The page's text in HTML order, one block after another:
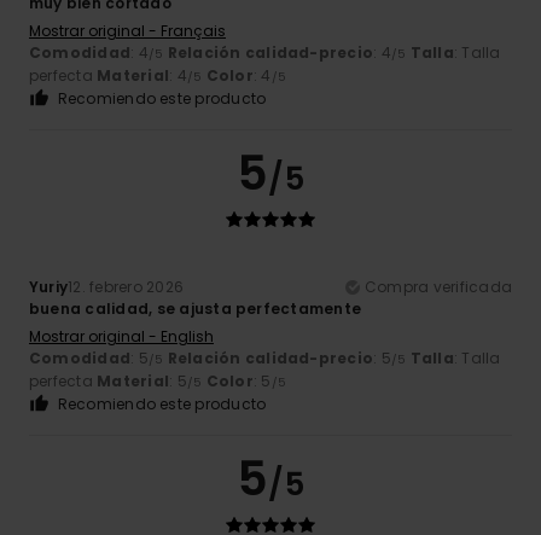
Mostrar original - Français
Comodidad: 4/5 Relación calidad-precio: 4/5 Talla: Talla
perfecta Material: 4/5 Color: 4 /5
Recomiendo este producto
5/5
Yuriy12. febrero 2026
Compra verificada
buena calidad, se ajusta perfectamente
Mostrar original - English
Comodidad: 5/5 Relación calidad-precio: 5/5 Talla: Talla
perfecta Material: 5/5 Color: 5 /5
Recomiendo este producto
5/5